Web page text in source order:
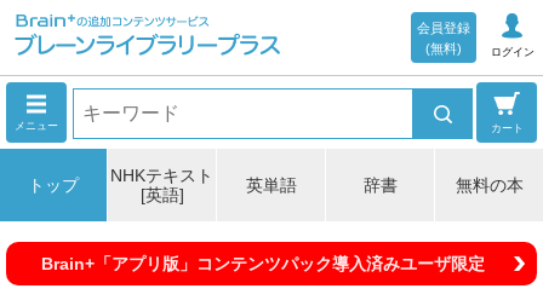
ログイン
会員登録
(無料)
メニュー カート
トップ
NHKテキスト
[英語]
英単語 辞書 無料の本
Brain+「アプリ版」コンテンツパック導入済みユーザ限定